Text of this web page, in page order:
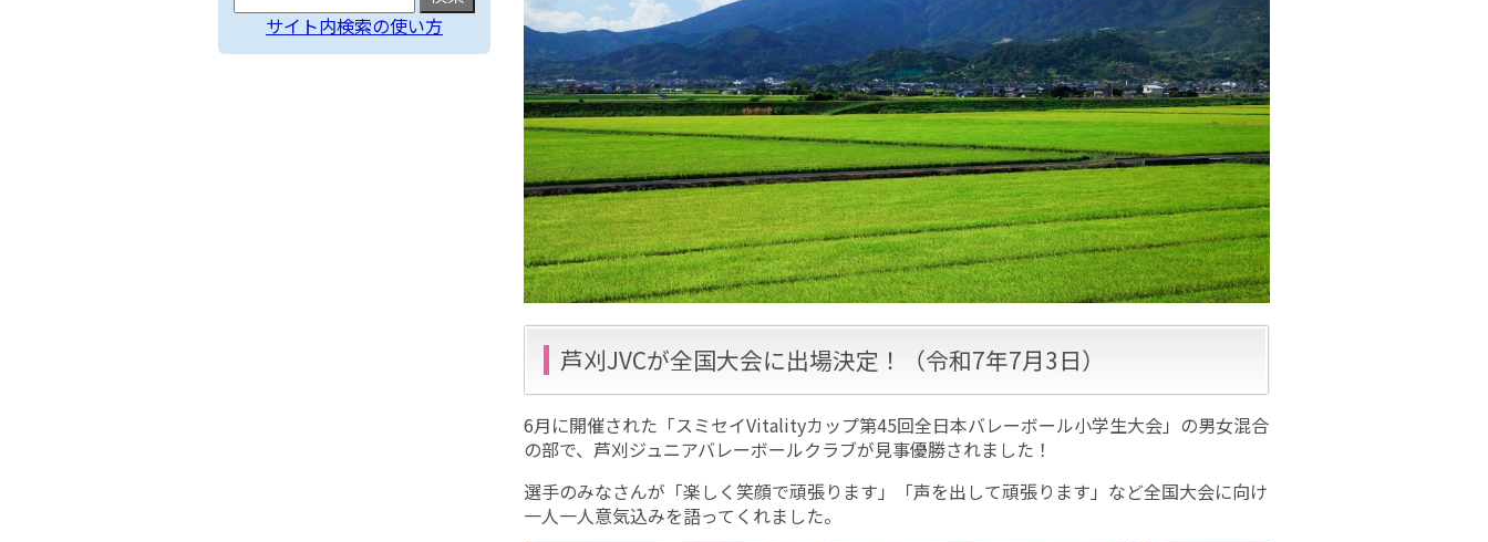
芦刈JVCが全国大会に出場決定！（令和7年7月3日）
6月に開催された「スミセイVitalityカップ第45回全日本バレーボール小学生大会」の男女混合
の部で、芦刈ジュニアバレーボールクラブが見事優勝されました！
選手のみなさんが「楽しく笑顔で頑張ります」「声を出して頑張ります」など全国大会に向け
一人一人意気込みを語ってくれました。
サイト内検索の使い方